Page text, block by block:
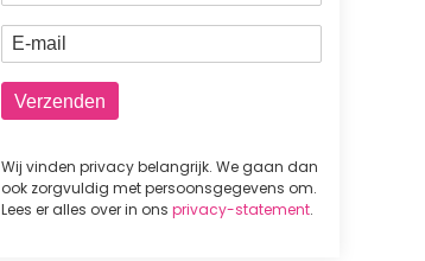
E-mail
Wij vinden privacy belangrijk. We gaan dan
ook zorgvuldig met persoonsgegevens om.
Lees er alles over in ons privacy-statement.